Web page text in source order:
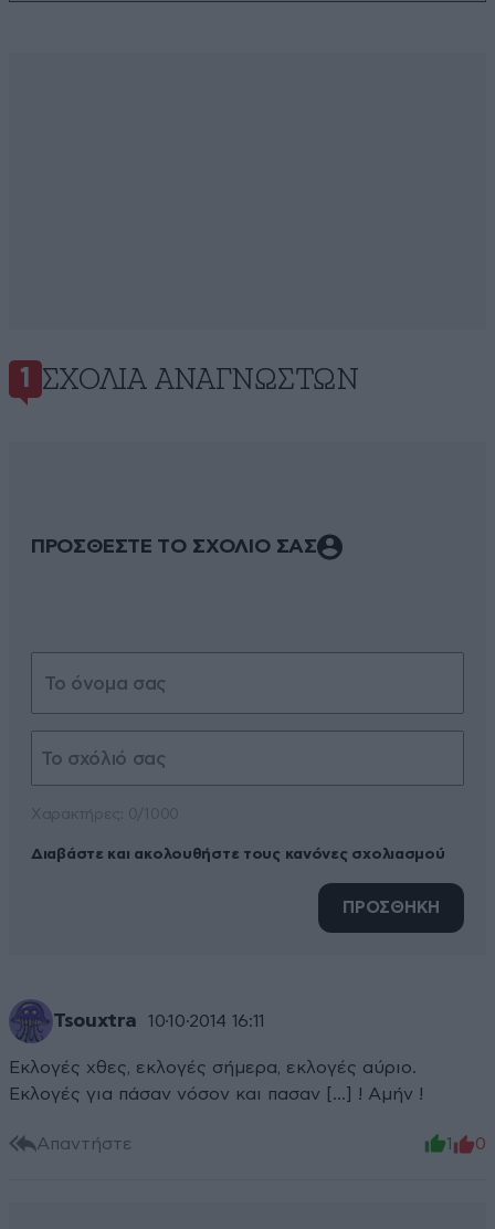
1 ΣΧΌΛΙΑ ΑΝΑΓΝΩΣΤΏΝ
ΠΡΟΣΘΕΣΤΕ ΤΟ ΣΧΟΛΙΟ ΣΑΣ
Διαβάστε και ακολουθήστε τους κανόνες σχολιασμού
ΠΡΟΣΘΗΚΗ
Tsouxtra 10·10·2014 16:11
Εκλογές χθες, εκλογές σήμερα, εκλογές αύριο.
Εκλογές για πάσαν νόσον και πασαν [...] ! Αμήν !
Απαντήστε 1 0